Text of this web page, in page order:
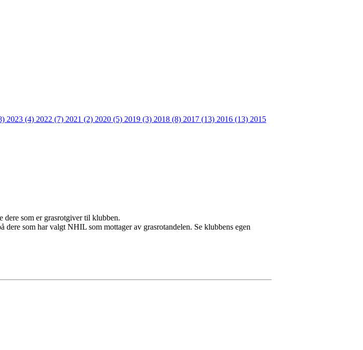
2023 (4) 2022 (7) 2021 (2) 2020 (5) 2019 (3) 2018 (8) 2017 (13) 2016 (13) 2015
som er grasrotgiver til klubben.
som har valgt NHIL som mottager av grasrotandelen. Se klubbens egen